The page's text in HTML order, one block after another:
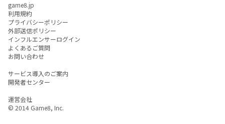
game8.jp
利用規約
プライバシーポリシー
外部送信ポリシー
インフルエンサーログイン
よくあるご質問
お問い合わせ
サービス導入のご案内
開発者センター
運営会社
© 2014 Game8, Inc.